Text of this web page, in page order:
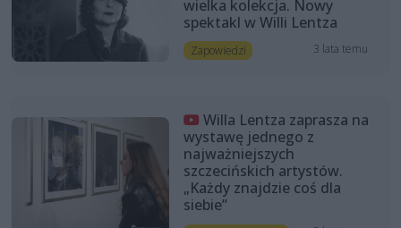
wielka kolekcja. Nowy
spektakl w Willi Lentza
Zapowiedzi 3 lata temu
Willa Lentza zaprasza na
wystawę jednego z
najważniejszych
szczecińskich artystów.
„Każdy znajdzie coś dla
siebie”